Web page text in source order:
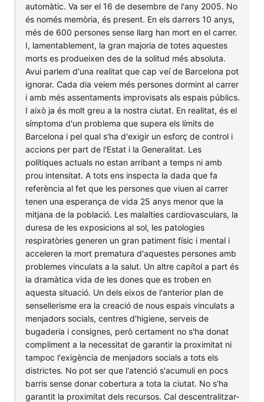
automàtic. Va ser el 16 de desembre de l'any 2005. No
és només memòria, és present. En els darrers 10 anys,
més de 600 persones sense llarg han mort en el carrer.
I, lamentablement, la gran majoria de totes aquestes
morts es produeixen des de la solitud més absoluta.
Avui parlem d'una realitat que cap veí de Barcelona pot
ignorar. Cada dia veiem més persones dormint al carrer
i amb més assentaments improvisats als espais públics.
I això ja és molt greu a la nostra ciutat. En realitat, és el
símptoma d'un problema que supera els límits de
Barcelona i pel qual s'ha d'exigir un esforç de control i
accions per part de l'Estat i la Generalitat. Les
polítiques actuals no estan arribant a temps ni amb
prou intensitat. A tots ens inspecta la dada que fa
referència al fet que les persones que viuen al carrer
tenen una esperança de vida 25 anys menor que la
mitjana de la població. Les malalties cardiovasculars, la
duresa de les exposicions al sol, les patologies
respiratòries generen un gran patiment físic i mental i
acceleren la mort prematura d'aquestes persones amb
problemes vinculats a la salut. Un altre capítol a part és
la dramàtica vida de les dones que es troben en
aquesta situació. Un dels eixos de l'anterior plan de
sensellerisme era la creació de nous espais vinculats a
menjadors socials, centres d'higiene, serveis de
bugaderia i consignes, però certament no s'ha donat
compliment a la necessitat de garantir la proximitat ni
tampoc l'exigència de menjadors socials a tots els
districtes. No pot ser que l'atenció s'acumuli en pocs
barris sense donar cobertura a tota la ciutat. No s'ha
garantit la proximitat dels recursos. Cal descentralitzar-